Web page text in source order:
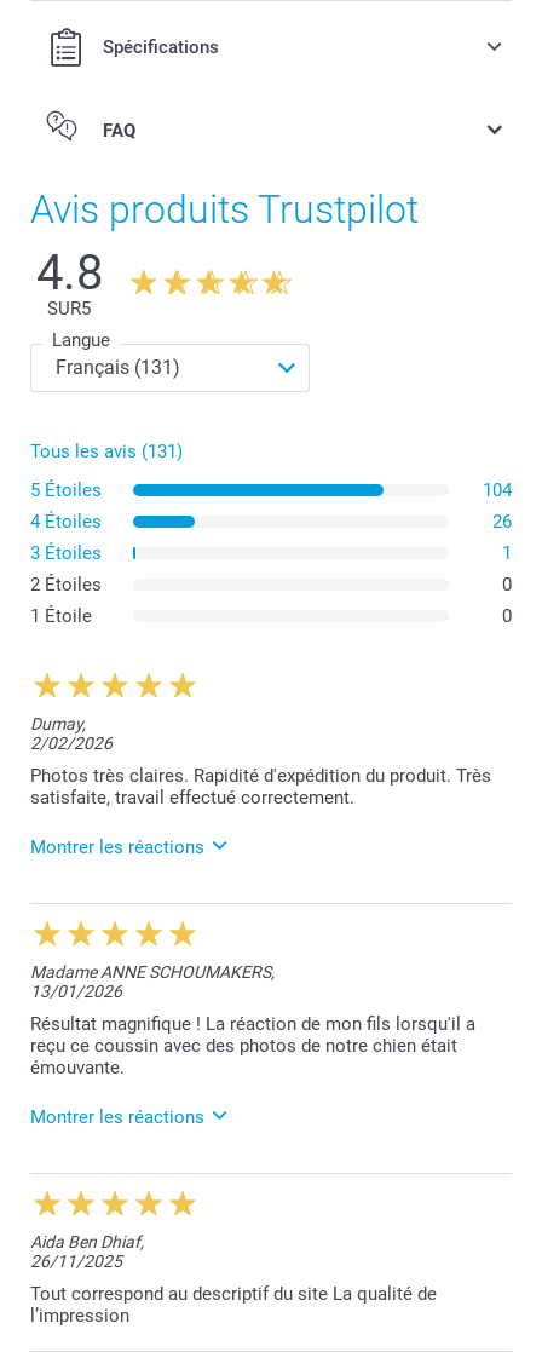
Spécifications
FAQ
Avis produits Trustpilot
4.8
SUR5
Langue
Tous les avis (131)
5 Étoiles
104
4 Étoiles
26
3 Étoiles
1
2 Étoiles
0
1 Étoile
0
Dumay,
2/02/2026
Photos très claires. Rapidité d'expédition du produit. Très
satisfaite, travail effectué correctement.
Montrer les réactions
3/03/2026
13:22
Votre commentaire nous fait très plaisir, merci
beaucoup Angélique. Nous sommes enchantés que
notre travail réponde à vos attentes.
À votre service,
Laila@Smartphoto
Madame ANNE SCHOUMAKERS,
13/01/2026
Résultat magnifique ! La réaction de mon fils lorsqu'il a
reçu ce coussin avec des photos de notre chien était
émouvante.
Montrer les réactions
5/03/2026
13:27
Nous vous remercions sincèrement pour votre
retour d'éxpérience et sommes heureux que votre
produit ait répondu à vos attentes Anne.
Toujours à votre service,
Laila@Smartphoto
Aida Ben Dhiaf,
26/11/2025
Tout correspond au descriptif du site La qualité de
l’impression